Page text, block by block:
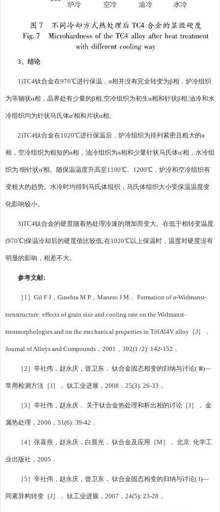
3、结论
1)TC4钛合金在970℃进行保温，α相并没有完全转变为β相，炉冷组织
为等轴状α相，晶界处有少量的β相;空冷组织为初生α相和针状β相;油冷和水
冷组织均为针状马氏体α'相和片状α相。
2)TC4钛合金在1020℃进行保温后，炉冷组织为排列紧密且粗大的α
相，空冷组织为粗短的α相，油冷组织为α相和少量针状马氏体α'相，水冷组
织为 细针状α'相。随保温温度升高至1100℃、1200℃，炉冷和空冷组织有
变粗大的趋势。水冷时均得到马氏体组织，马氏体组织大小受保温温度变
化影响较小。
3)TC4钛合金的硬度随着热处理冷速的增加而变大。在低于相转变温度
(970℃)保温冷却后的硬度值比较低;在1020℃以上保温时，温度对硬度没有
明显的影响，相差不大。
参考文献:
［1］Gil F J，Ginebra M P，Manero J M． Formation of α-Widmanst-
ttenstructure: effects of grain size and cooling rate on the Widmanst-
ttenmorphologies and on the mechanical properties in Ti6Al4V alloy［J］．
Journal of Alloys and Compounds，2001，392(1 /2): 142-152．
［2］辛社伟，赵永庆，曾卫东． 钛合金固态相变的归纳与讨论( Ⅲ)—
常用检测方法［J］． 钛工业进展，2008，25(3): 26-33．
［3］辛社伟，赵永庆． 关于钛合金热处理和析出相的讨论［J］． 金
属热处理，2006，31(6): 39-42．
［4］张喜燕，赵永庆，白晨光． 钛合金及应用［M］． 北京: 化学工
业出版社，2005．
［5］辛社伟，赵永庆，曾卫东． 钛合金固态相变的归纳与讨论( Ⅰ)—
同素异构转变［J］． 钛工业进展，2007，24(5): 23-28．